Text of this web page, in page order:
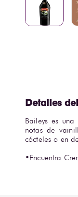
Baileys es
notas de
cócteles o en
•Encuentra